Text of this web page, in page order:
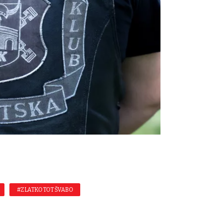
#ZLATKO TOT ŠVABO